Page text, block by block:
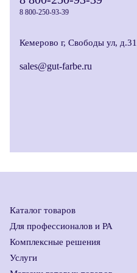
8 800-250-93-39
Кемерово г, Свободы ул, д.31
sales@gut-farbe.ru
Каталог товаров
Для профессионалов и РА
Комплексные решения
Услуги